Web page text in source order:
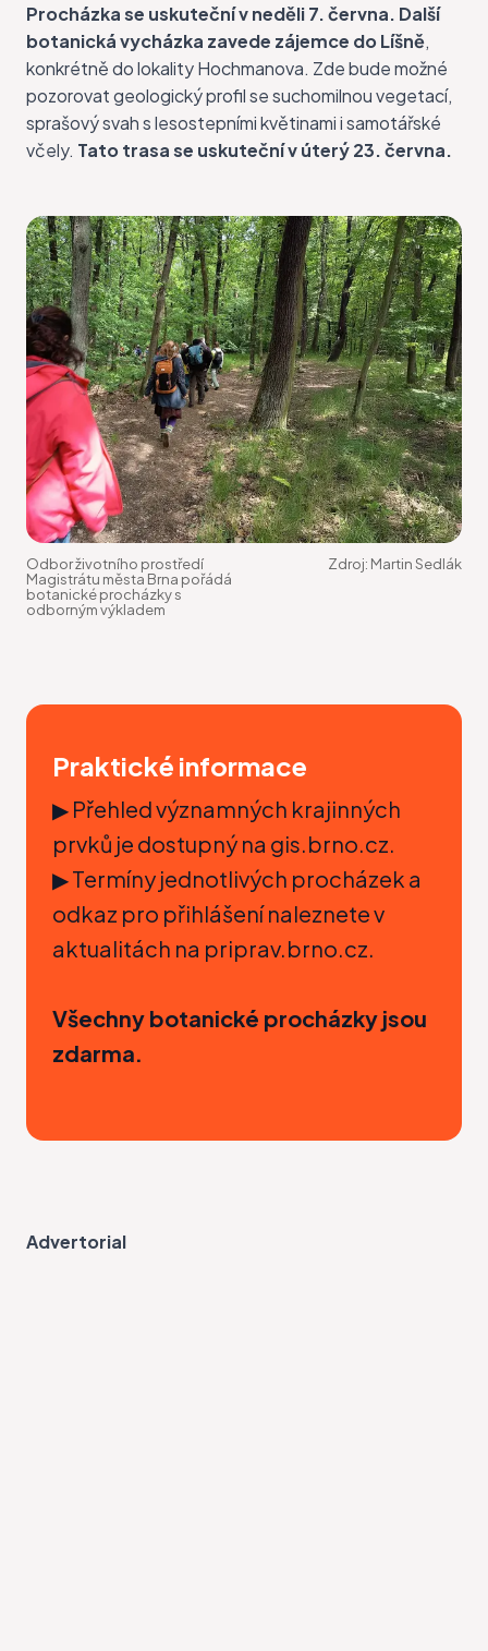
Procházka se uskuteční v neděli 7. června. Další
botanická vycházka zavede zájemce do Líšně,
konkrétně do lokality Hochmanova. Zde bude možné
pozorovat geologický profil se suchomilnou vegetací,
sprašový svah s lesostepními květinami i samotářské
včely. Tato trasa se uskuteční v úterý 23. června.
Odbor životního prostředí
Magistrátu města Brna pořádá
botanické procházky s
odborným výkladem
Zdroj: Martin Sedlák
Praktické informace
▶ Přehled významných krajinných
prvků je dostupný na gis.brno.cz.
▶ Termíny jednotlivých procházek a
odkaz pro přihlášení naleznete v
aktualitách na priprav.brno.cz.
Všechny botanické procházky jsou
zdarma.
Advertorial